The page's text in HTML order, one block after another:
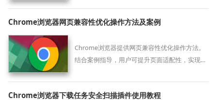
Chrome浏览器网页兼容性优化操作方法及案例
Chrome浏览器提供网页兼容性优化操作方法。
结合案例指导，用户可提升页面适配性，实现多
Chrome浏览器下载任务安全扫描插件使用教程